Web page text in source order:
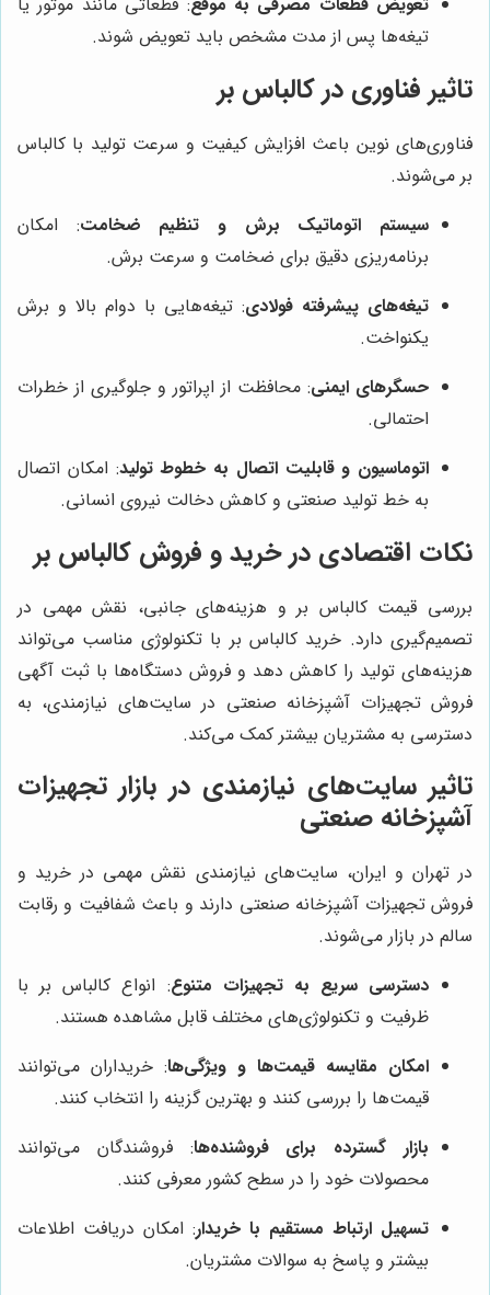
تیغه‌ها پس از مدت مشخص باید تعویض شوند.
تاثیر فناوری در کالباس بر
فناوری‌های نوین باعث افزایش کیفیت و سرعت تولید با کالباس
بر می‌شوند.
سیستم اتوماتیک برش و تنظیم ضخامت: امکان
برنامه‌ریزی دقیق برای ضخامت و سرعت برش.
تیغه‌های پیشرفته فولادی: تیغه‌هایی با دوام بالا و برش
یکنواخت.
حسگرهای ایمنی: محافظت از اپراتور و جلوگیری از خطرات
احتمالی.
اتوماسیون و قابلیت اتصال به خطوط تولید: امکان اتصال
به خط تولید صنعتی و کاهش دخالت نیروی انسانی.
نکات اقتصادی در خرید و فروش کالباس بر
بررسی قیمت کالباس بر و هزینه‌های جانبی، نقش مهمی در
تصمیم‌گیری دارد. خرید کالباس بر با تکنولوژی مناسب می‌تواند
هزینه‌های تولید را کاهش دهد و فروش دستگاه‌ها با ثبت آگهی
فروش تجهیزات آشپزخانه صنعتی در سایت‌های نیازمندی، به
دسترسی به مشتریان بیشتر کمک می‌کند.
تاثیر سایت‌های نیازمندی در بازار تجهیزات
آشپزخانه صنعتی
در تهران و ایران، سایت‌های نیازمندی نقش مهمی در خرید و
فروش تجهیزات آشپزخانه صنعتی دارند و باعث شفافیت و رقابت
سالم در بازار می‌شوند.
دسترسی سریع به تجهیزات متنوع: انواع کالباس بر با
ظرفیت و تکنولوژی‌های مختلف قابل مشاهده هستند.
امکان مقایسه قیمت‌ها و ویژگی‌ها: خریداران می‌توانند
قیمت‌ها را بررسی کنند و بهترین گزینه را انتخاب کنند.
بازار گسترده برای فروشنده‌ها: فروشندگان می‌توانند
محصولات خود را در سطح کشور معرفی کنند.
تسهیل ارتباط مستقیم با خریدار: امکان دریافت اطلاعات
بیشتر و پاسخ به سوالات مشتریان.